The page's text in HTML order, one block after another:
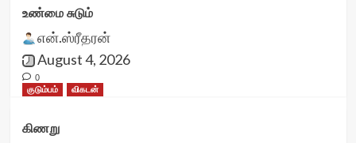
உண்மை சுடும்
என்.ஸ்ரீதரன்
August 4, 2026
0
குடும்பம்
விகடன்
கிணறு